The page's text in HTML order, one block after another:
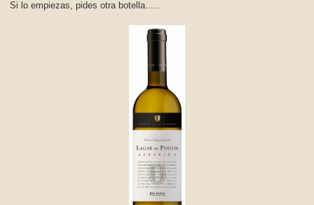
Si lo empiezas, pides otra botella.....